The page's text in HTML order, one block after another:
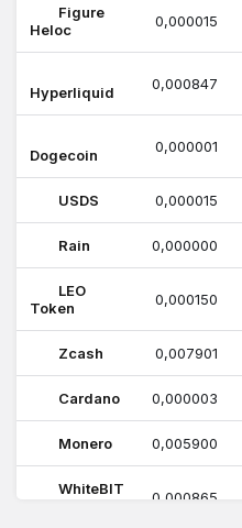
Figure
Heloc
0,000015
Hyperliquid 0,000847
Dogecoin 0,000001
USDS 0,000015
Rain 0,000000
LEO
Token
0,000150
Zcash 0,007901
Cardano 0,000003
Monero 0,005900
WhiteBIT
0,000865